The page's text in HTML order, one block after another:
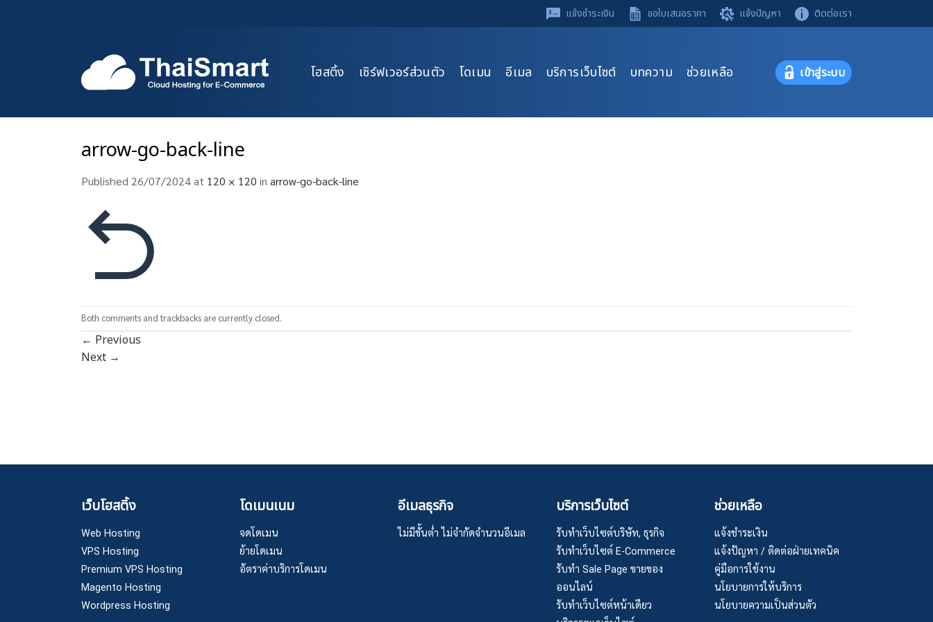
แจ้งชำระเงิน ขอใบเสนอราคา แจ้งปัญหา ติดต่อเรา
โฮสติ้ง เซิร์ฟเวอร์ส่วนตัว โดเมน อีเมล บริการเว็บไซต์ บทความ ช่วยเหลือ เข้าสู่ระบบ
arrow-go-back-line
Published 26/07/2024at 120 × 120 in arrow-go-back-line
Both comments and trackbacks are currently closed.
← Previous
Next →
เว็บโฮสติ้ง
Web Hosting
VPS Hosting
Premium VPS Hosting
Magento Hosting
Wordpress Hosting
โดเมนเนม
จดโดเมน
ย้ายโดเมน
อัตราค่าบริการโดเมน
อีเมลธุรกิจ
ไม่มีขั้นต่ำ ไม่จำกัดจำนวนอีเมล
บริการเว็บไซต์
รับทำเว็บไซต์บริษัท, ธุรกิจ
รับทำเว็บไซต์ E-Commerce
รับทำ Sale Page ขายของ
ออนไลน์
รับทำเว็บไซต์หน้าเดียว
ช่วยเหลือ
แจ้งชำระเงิน
แจ้งปัญหา / ติดต่อฝ่ายเทคนิค
คู่มือการใช้งาน
นโยบายการให้บริการ
นโยบายความเป็นส่วนตัว